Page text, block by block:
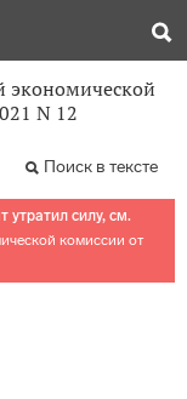
экономической
N 12
Поиск в тексте
утратил силу, см.
комиссии от